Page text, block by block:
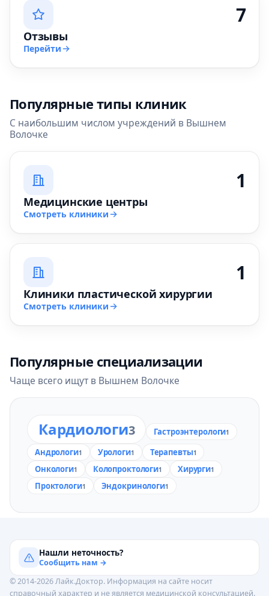
7
Отзывы
Перейти
Популярные типы клиник
С наибольшим числом учреждений в Вышнем
Волочке
1
Медицинские центры
Смотреть клиники
1
Клиники пластической хирургии
Смотреть клиники
Популярные специализации
Чаще всего ищут в Вышнем Волочке
Кардиологи3 Гастроэнтерологи1
Андрологи1 Урологи1 Терапевты1
Онкологи1 Колопроктологи1 Хирурги1
Проктологи1 Эндокринологи1
Нашли неточность?
Сообщить нам →
© 2014-2026 Лайк.Доктор. Информация на сайте носит
справочный характер и не является медицинской консультацией.